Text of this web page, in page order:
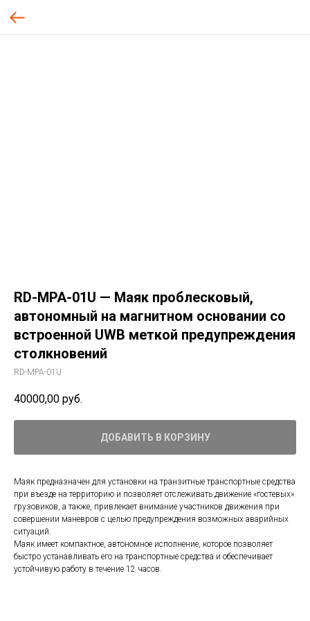
RD-MPA-01U — Маяк проблесковый,
автономный на магнитном основании со
встроенной UWB меткой предупреждения
столкновений
RD-MPA-01U
40000,00 руб.
ДОБАВИТЬ В КОРЗИНУ
Маяк предназначен для установки на транзитные транспортные средства
при въезде на территорию и позволяет отслеживать движение «гостевых»
грузовиков, а также, привлекает внимание участников движения при
совершении маневров с целью предупреждения возможных аварийных
ситуаций.
Маяк имеет компактное, автономное исполнение, которое позволяет
быстро устанавливать его на транспортные средства и обеспечивает
устойчивую работу в течение 12 часов.